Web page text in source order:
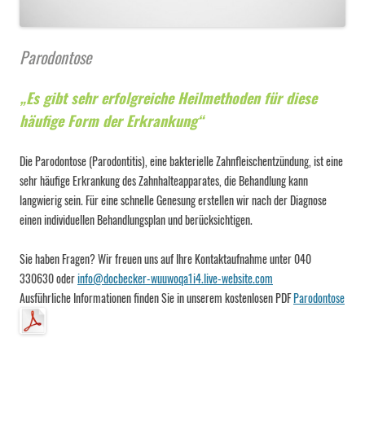
Parodontose
„Es gibt sehr erfolgreiche Heilmethoden für diese
häufige Form der Erkrankung“
Die Parodontose (Parodontitis), eine bakterielle Zahnfleischentzündung, ist eine
sehr häufige Erkrankung des Zahnhalteapparates, die Behandlung kann
langwierig sein. Für eine schnelle Genesung erstellen wir nach der Diagnose
einen individuellen Behandlungsplan und berücksichtigen.
Sie haben Fragen? Wir freuen uns auf Ihre Kontaktaufnahme unter 040
330630 oderinfo@docbecker-wuuwoqa1i4.live-website.com
Ausführliche Informationen finden Sie in unserem kostenlosen PDFParodontose